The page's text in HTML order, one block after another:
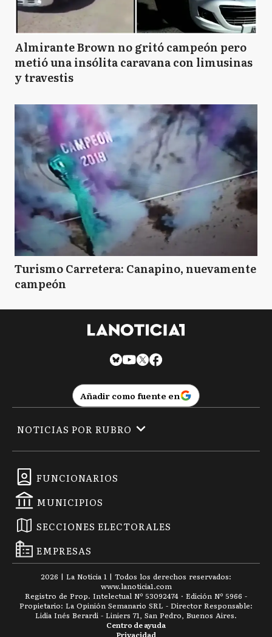
Almirante Brown no gritó campeón pero
metió una insólita caravana con limusinas
y travestis
Turismo Carretera: Canapino, nuevamente
campeón
Añadir como fuente en
FUNCIONARIOS
MUNICIPIOS
SECCIONES ELECTORALES
EMPRESAS
NOTICIAS POR RUBRO
2026 | La Noticia 1 | Todos los derechos reservados:
www.lanoticia1.com
Registro de Prop. Intelectual Nº 53092474 · Edición Nº 5966 -
Propietario: La Opinión Semanario SRL - Director Responsable:
Lidia Inés Berardi - Liniers 71, San Pedro, Buenos Aires.
Privacidad
Centro de ayuda